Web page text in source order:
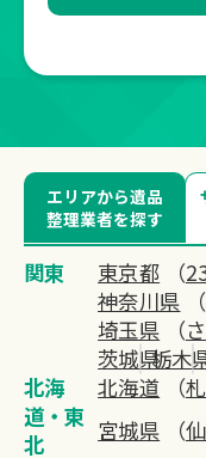
エリアから遺品
整理業者を探す
関東 東京都 （
神奈川県 （
埼玉県 （
茨城県栃木
北海
道・東
北
北海道 （
宮城県 （